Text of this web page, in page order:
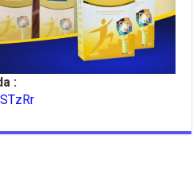
: